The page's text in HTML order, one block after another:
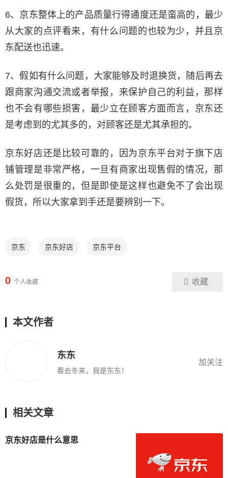
6、京东整体上的产品质量行得通度还是蛮高的，最少
从大家的点评看来，有什么问题的也较为少，并且京
东配送也迅速。
7、假如有什么问题，大家能够及时退换货，随后再去
跟商家沟通交流或者举报，来保护自己的利益，那样
也不会有哪些损害，最少立在顾客方面而言，京东还
是考虑到的尤其多的，对顾客还是尤其承担的。
京东好店还是比较可靠的，因为京东平台对于旗下店
铺管理是非常严格，一旦有商家出现售假的情况，那
么处罚是很重的，但是即使是这样也避免不了会出现
假货，所以大家拿到手还是要辨别一下。
京东 京东好店 京东平台
0 个人收藏 收藏
本文作者
东东
春去冬来，我是东东！
加关注
相关文章
京东好店是什么意思